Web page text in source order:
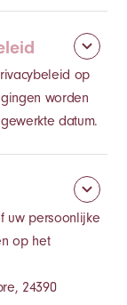
op
worden
datum.
uw persoonlijke
op het
24390